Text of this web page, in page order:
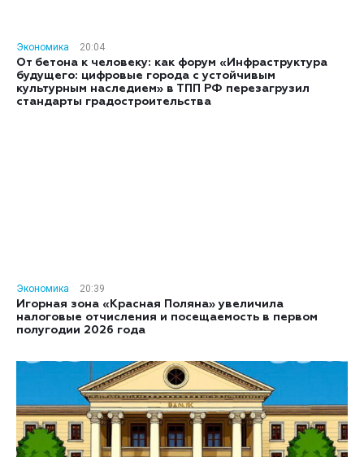
Экономика
20:04
От бетона к человеку: как форум «Инфраструктура
будущего: цифровые города с устойчивым
культурным наследием» в ТПП РФ перезагрузил
стандарты градостроительства
Экономика
20:39
Игорная зона «Красная Поляна» увеличила
налоговые отчисления и посещаемость в первом
полугодии 2026 года